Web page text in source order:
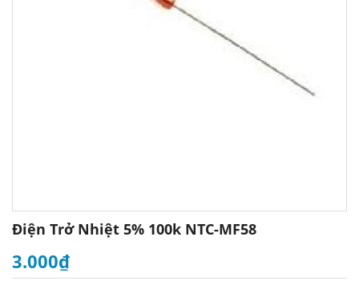
Điện Trở Nhiệt 5% 100k NTC-MF58
3.000₫